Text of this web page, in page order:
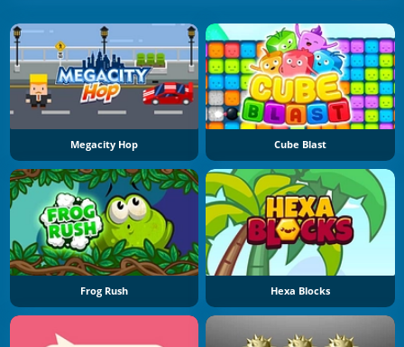
Megacity Hop Cube Blast
Frog Rush Hexa Blocks